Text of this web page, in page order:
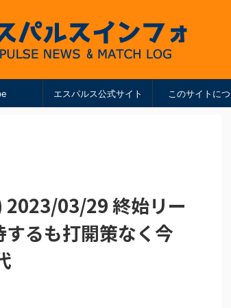
エスパルス公式サイト このサイトに
2023/03/29 終始リー
るも打開策なく今